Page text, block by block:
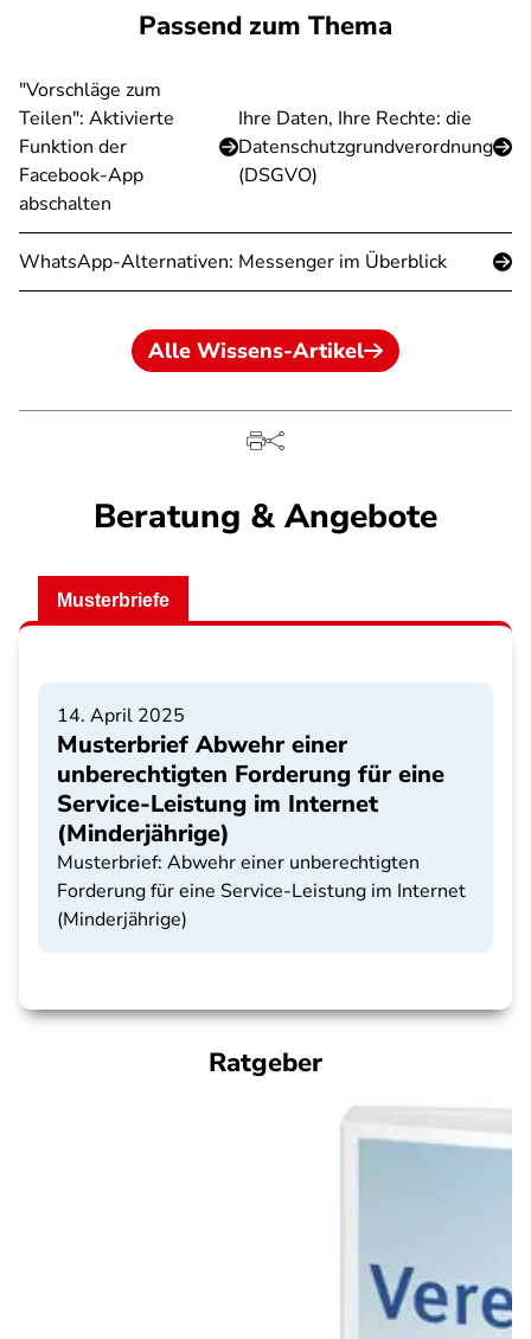
Passend zum Thema
"Vorschläge zum
Teilen": Aktivierte
Funktion der
Facebook-App
abschalten
Ihre Daten, Ihre Rechte: die
Datenschutzgrundverordnung
(DSGVO)
WhatsApp-Alternativen: Messenger im Überblick
Alle Wissens-Artikel
Beratung & Angebote
Musterbriefe
14. April 2025
Musterbrief Abwehr einer
unberechtigten Forderung für eine
Service-Leistung im Internet
(Minderjährige)
Musterbrief: Abwehr einer unberechtigten
Forderung für eine Service-Leistung im Internet
(Minderjährige)
Ratgeber